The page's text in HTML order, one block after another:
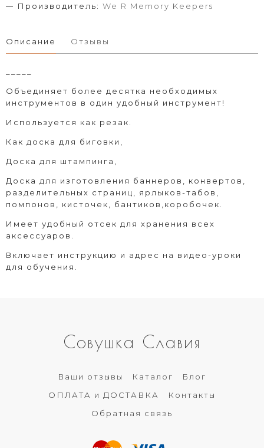
Производитель: We R Memory Keepers
Описание Отзывы
Объединяет более десятка необходимых
инструментов в один удобный инструмент!
Используется как резак.
Как доска для биговки,
Доска для штампинга,
Доска для изготовления баннеров, конвертов,
разделительных страниц, ярлыков-табов,
помпонов, кисточек, бантиков,коробочек.
Имеет удобный отсек для хранения всех
аксессуаров.
Включает инструкцию и адрес на видео-уроки
для обучения.
Совушка Славия
Ваши отзывы Каталог
Блог
ОПЛАТА и ДОСТАВКА
Контакты
Обратная связь